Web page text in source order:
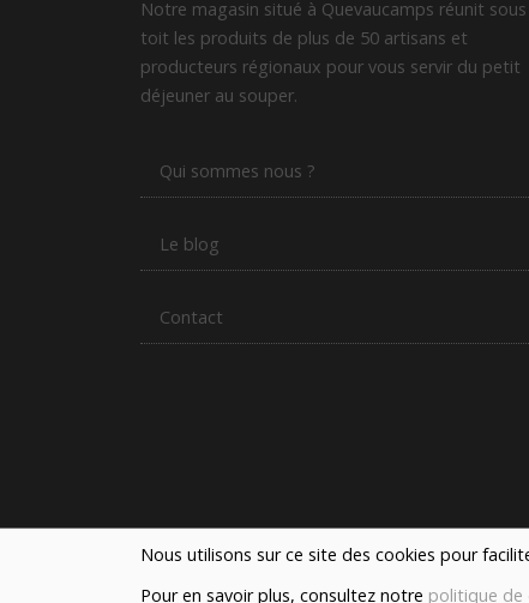
Nous utilisons sur ce site des cookies pour
Pour en savoir plus, consultez notre politique de
Notre magasin situé à Quevaucamps réunit
toit les produits de plus de 50 artisans et
producteurs régionaux pour vous servir du petit
déjeuner au souper.
Qui sommes nous ?
Le blog
Contact